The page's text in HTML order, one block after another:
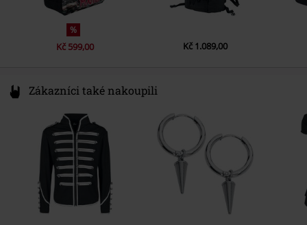
%
Kč 599,00 Kč 1.089,00
Zákazníci také nakoupili